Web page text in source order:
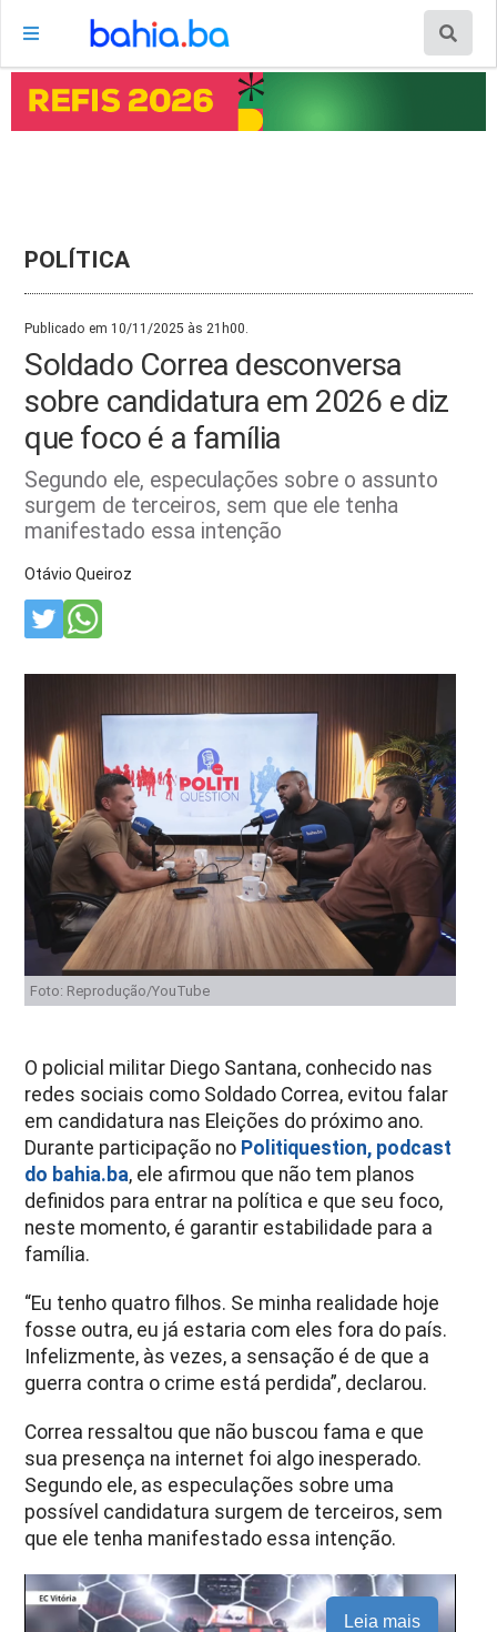
POLÍTICA
Publicado em 10/11/2025 às 21h00.
Soldado Correa desconversa
sobre candidatura em 2026 e diz
que foco é a família
Segundo ele, especulações sobre o assunto
surgem de terceiros, sem que ele tenha
manifestado essa intenção
Otávio Queiroz
Foto: Reprodução/YouTube
O policial militar Diego Santana, conhecido nas
redes sociais como Soldado Correa, evitou falar
em candidatura nas Eleições do próximo ano.
Durante participação no Politiquestion, podcast
do bahia.ba, ele afirmou que não tem planos
definidos para entrar na política e que seu foco,
neste momento, é garantir estabilidade para a
família.
“Eu tenho quatro filhos. Se minha realidade hoje
fosse outra, eu já estaria com eles fora do país.
Infelizmente, às vezes, a sensação é de que a
guerra contra o crime está perdida”, declarou.
Correa ressaltou que não buscou fama e que
sua presença na internet foi algo inesperado.
Segundo ele, as especulações sobre uma
possível candidatura surgem de terceiros, sem
que ele tenha manifestado essa intenção.
Leia mais